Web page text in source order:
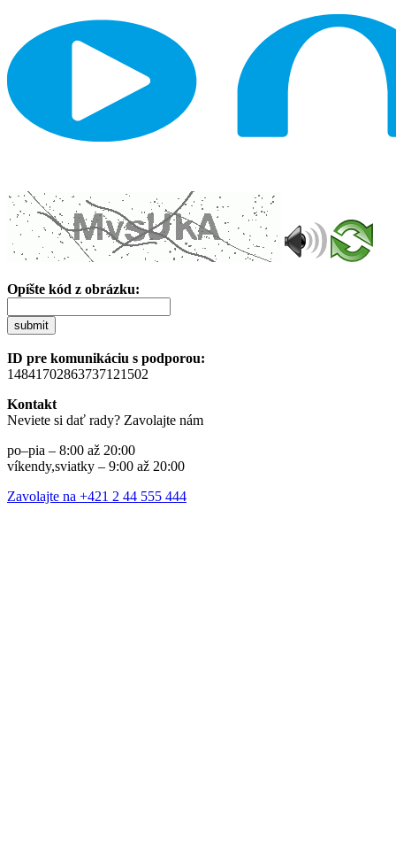
Opíšte kód z obrázku:
submit
ID pre komunikáciu s podporou:
14841702863737121502
Kontakt
Neviete si dať rady? Zavolajte nám
po–pia – 8:00 až 20:00
víkendy,sviatky – 9:00 až 20:00
Zavolajte na +421 2 44 555 444